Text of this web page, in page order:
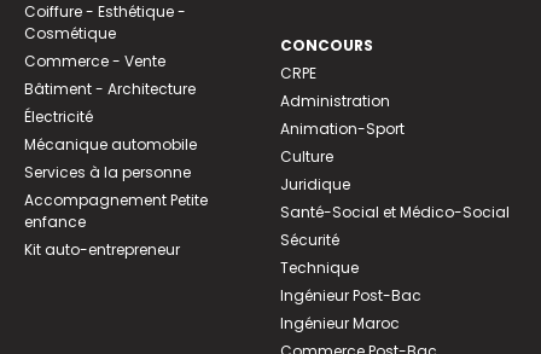
Coiffure - Esthétique -
Cosmétique
Commerce - Vente
Bâtiment - Architecture
Électricité
Mécanique automobile
Services à la personne
Accompagnement Petite
enfance
Kit auto-entrepreneur
CONCOURS
CRPE
Administration
Animation-Sport
Culture
Juridique
Santé-Social et Médico-Social
Sécurité
Technique
Ingénieur Post-Bac
Ingénieur Maroc